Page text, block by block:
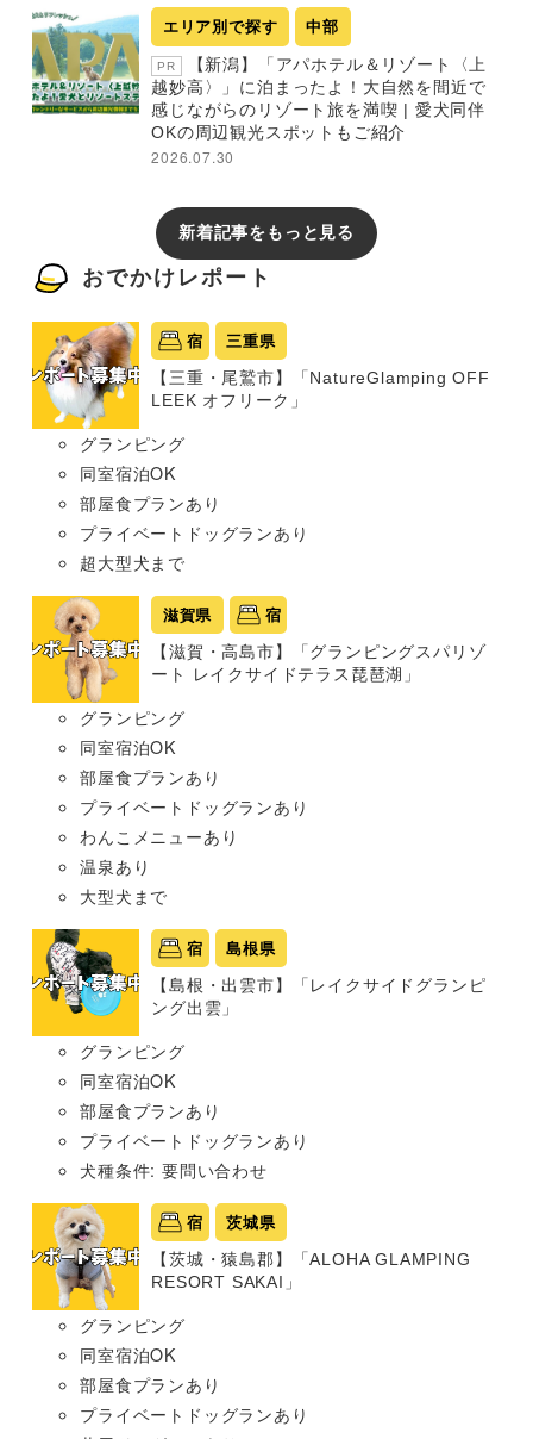
エリア別で探す 中部
PR
【新潟】「アパホテル＆リゾート〈上
越妙高〉」に泊まったよ！大自然を間近で
感じながらのリゾート旅を満喫 | 愛犬同伴
OKの周辺観光スポットもご紹介
2026.07.30
新着記事をもっと見る
おでかけレポート
宿 三重県
【三重・尾鷲市】「NatureGlamping OFF
LEEK オフリーク」
グランピング
同室宿泊OK
部屋食プランあり
プライベートドッグランあり
超大型犬まで
滋賀県 宿
【滋賀・高島市】「グランピングスパリゾ
ート レイクサイドテラス琵琶湖」
グランピング
同室宿泊OK
部屋食プランあり
プライベートドッグランあり
わんこメニューあり
温泉あり
大型犬まで
宿 島根県
【島根・出雲市】「レイクサイドグランピ
ング出雲」
グランピング
同室宿泊OK
部屋食プランあり
プライベートドッグランあり
犬種条件: 要問い合わせ
宿 茨城県
【茨城・猿島郡】「ALOHA GLAMPING
RESORT SAKAI」
グランピング
同室宿泊OK
部屋食プランあり
プライベートドッグランあり